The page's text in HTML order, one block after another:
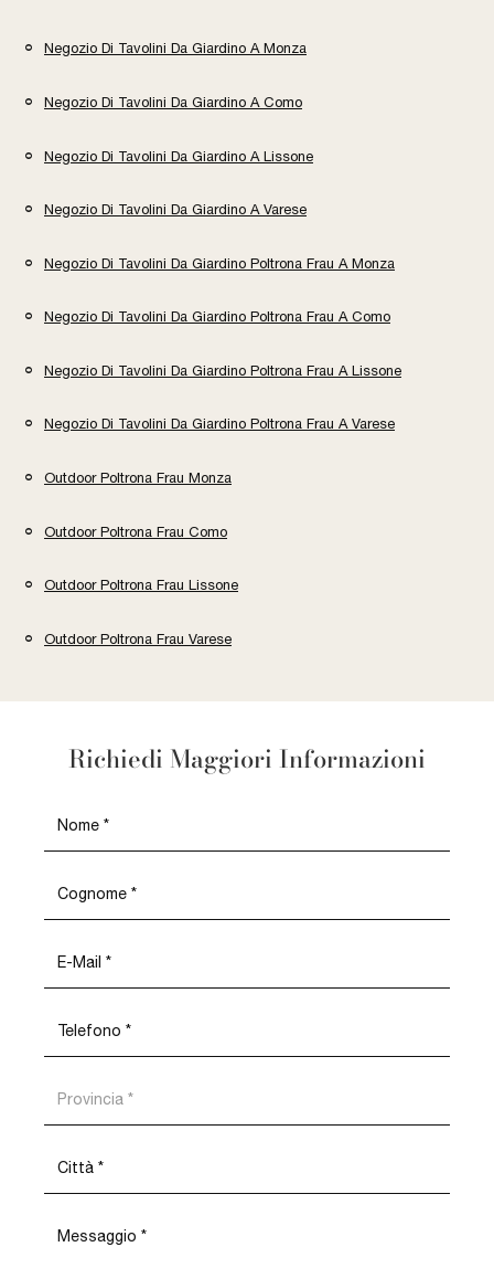
Negozio Di Tavolini Da Giardino A Monza
Negozio Di Tavolini Da Giardino A Como
Negozio Di Tavolini Da Giardino A Lissone
Negozio Di Tavolini Da Giardino A Varese
Negozio Di Tavolini Da Giardino Poltrona Frau A Monza
Negozio Di Tavolini Da Giardino Poltrona Frau A Como
Negozio Di Tavolini Da Giardino Poltrona Frau A Lissone
Negozio Di Tavolini Da Giardino Poltrona Frau A Varese
Outdoor Poltrona Frau Monza
Outdoor Poltrona Frau Como
Outdoor Poltrona Frau Lissone
Outdoor Poltrona Frau Varese
Richiedi Maggiori Informazioni